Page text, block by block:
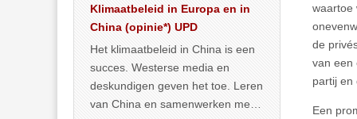
waartoe
de
van een
partij en
Een
publiceerden… >> lees meer
Klimaatbeleid in Europa en in
China (opinie*) UPD
Het klimaatbeleid in China is een
succes. Westerse media en
deskundigen geven het toe. Leren
van China en samenwerken met